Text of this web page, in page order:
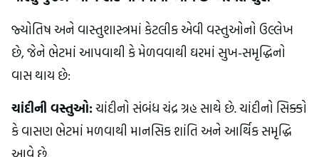
જ્યોતિષ અને વાસ્તુશાસ્ત્રમાં કેટલીક એવી વસ્તુઓનો ઉલ્લેખ
છે, જેને ભેટમાં આપવાથી કે મેળવવાથી ઘરમાં સુખ-સમૃદ્ધિનો
વાસ થાય છે:
ચાંદીની વસ્તુઓ:ચાંદીનો સંબંધ ચંદ્ર ગ્રહ સાથે છે. ચાંદીનો સિક્કો
કે વાસણ ભેટમાં મળવાથી માનસિક શાંતિ અને આર્થિક સમૃદ્ધિ